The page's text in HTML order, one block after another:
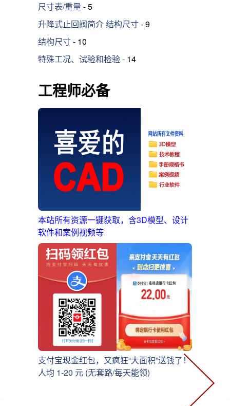
尺寸表/重量 - 5
升降式止回阀简介 结构尺寸- 9
结构尺寸- 10
特殊工况、试验和检验- 14
工程师必备
本站所有资源一键获取，含3D模型、设计
软件和案例视频等
支付宝现金红包，又疯狂“大面积”送钱了！
人均 1-20 元 (无套路/每天能领)